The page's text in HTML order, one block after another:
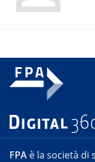
FPA è la società di